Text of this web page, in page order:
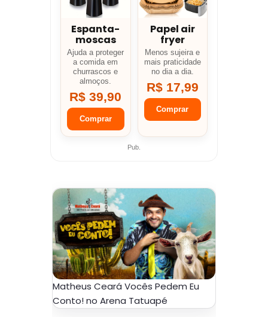
Espanta-
moscas
Ajuda a proteger
a comida em
churrascos e
almoços.
R$ 39,90
Comprar
Papel air
fryer
Menos sujeira e
mais praticidade
no dia a dia.
R$ 17,99
Comprar
Pub.
Matheus Ceará Vocês Pedem Eu
Conto! no Arena Tatuapé